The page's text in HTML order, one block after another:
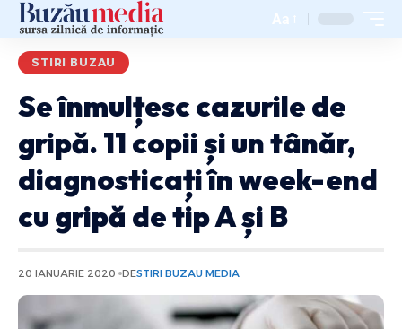
Aa
STIRI BUZAU
Se înmulțesc cazurile de
gripă. 11 copii și un tânăr,
diagnosticați în week-end
cu gripă de tip A și B
20 IANUARIE 2020 DESTIRI BUZAU MEDIA